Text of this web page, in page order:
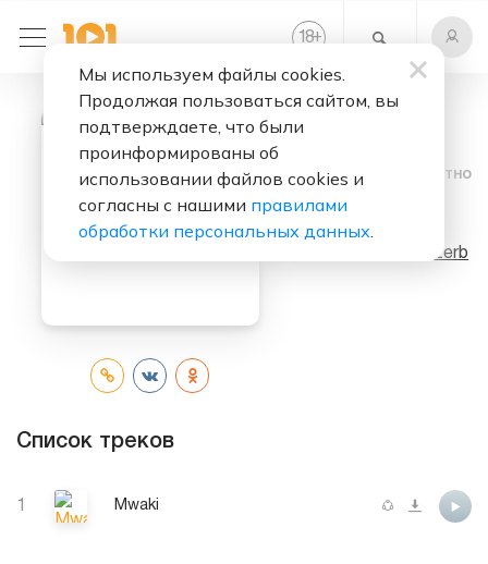
18+
Слушать бесплатно
Mwaki
Zerb
Список треков
1 Mwaki
Мы используем файлы cookies.
Продолжая пользоваться сайтом, вы
подтверждаете, что были
проинформированы об
использовании файлов cookies и
согласны с нашими правилами
обработки персональных данных.